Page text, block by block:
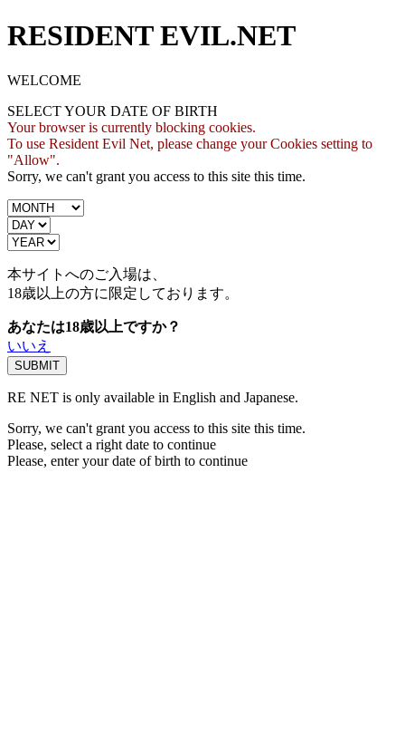
RESIDENT EVIL.NET
WELCOME
SELECT YOUR DATE OF BIRTH
Your browser is currently blocking cookies.
To use Resident Evil Net, please change your Cookies setting to
"Allow".
Sorry, we can't grant you access to this site this time.
本サイトへのご入場は、
18歳以上の方に限定しております。
あなたは18歳以上ですか？
いいえ
RE NET is only available in English and Japanese.
Sorry, we can't grant you access to this site this time.
Please, select a right date to continue
Please, enter your date of birth to continue